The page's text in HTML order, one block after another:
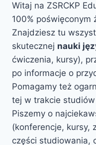
Witaj na ZSRCKP
100% poświęconym
Znajdziesz tu
skutecznej nauki
ćwiczenia, kursy),
po informacje o
Pomagamy też
tej w trakcie studiów
Piszemy o
(konferencje, kursy,
części studiowania,